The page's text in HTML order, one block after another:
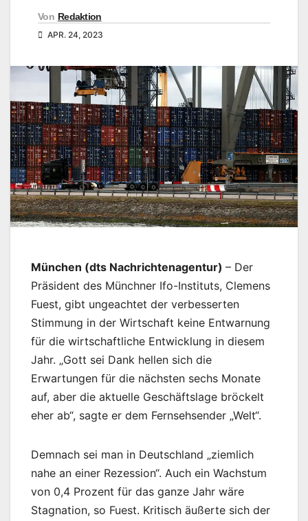
Von Redaktion
APR. 24, 2023
München (dts Nachrichtenagentur) – Der
Präsident des Münchner Ifo-Instituts, Clemens
Fuest, gibt ungeachtet der verbesserten
Stimmung in der Wirtschaft keine Entwarnung
für die wirtschaftliche Entwicklung in diesem
Jahr. „Gott sei Dank hellen sich die
Erwartungen für die nächsten sechs Monate
auf, aber die aktuelle Geschäftslage bröckelt
eher ab“, sagte er dem Fernsehsender „Welt“.
Demnach sei man in Deutschland „ziemlich
nahe an einer Rezession“. Auch ein Wachstum
von 0,4 Prozent für das ganze Jahr wäre
Stagnation, so Fuest. Kritisch äußerte sich der